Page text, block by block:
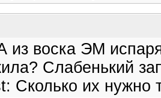
из воска ЭМ
Слабенький
Сколько их нужно